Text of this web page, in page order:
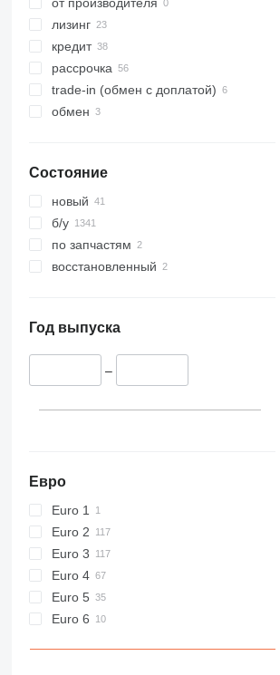
340
345
349
350
365
390
395
416
420
424
430
444
DX360
DX380
DX420
DX480
DX520
8026
8030
8035
8045
8050
8056
8060
8065
8080
8085
NXT
от производителя
лизинг
кредит
рассрочка
trade-in (обмен с доплатой)
обмен
Состояние
новый
б/у
по запчастям
восстановленный
Год выпуска
–
Евро
Euro 1
Euro 2
Euro 3
Euro 4
Euro 5
Euro 6